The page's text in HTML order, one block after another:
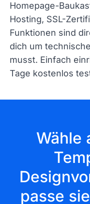
Homepage-
Hosting, SSL-
Funktionen sind
dich um
musst. Einfach
Tage kostenlos
Wähle
passe